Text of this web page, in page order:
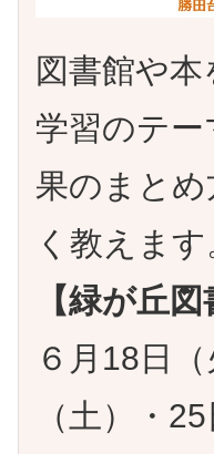
図書館や
学習のテ
果のまと
く教えます
【緑が丘図
６月18日
（土）・